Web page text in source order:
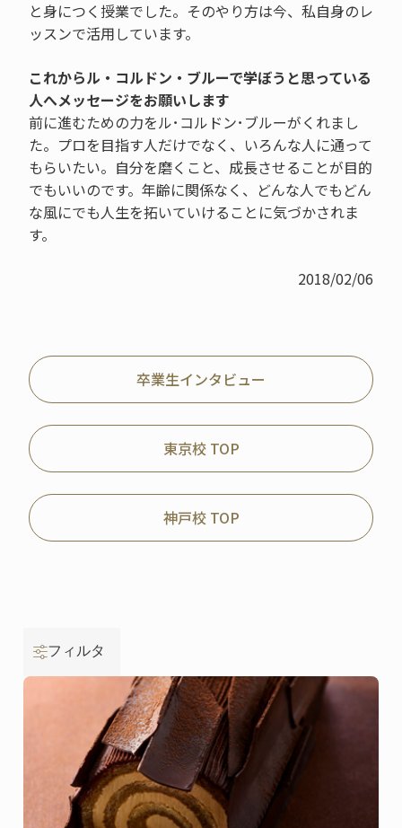
と身につく授業でした。そのやり方は今、私自身のレ
ッスンで活用しています。
これからル・コルドン・ブルーで学ぼうと思っている
人へメッセージをお願いします
前に進むための力をル･コルドン･ブルーがくれまし
た。プロを目指す人だけでなく、いろんな人に通って
もらいたい。自分を磨くこと、成長させることが目的
でもいいのです。年齢に関係なく、どんな人でもどん
な風にでも人生を拓いていけることに気づかされま
す。
2018/02/06
卒業生インタビュー
東京校 TOP
神戸校 TOP
フィルタ